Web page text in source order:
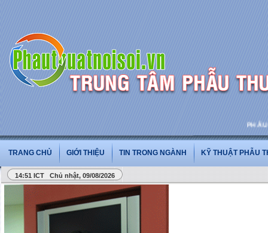
PHẪU
TRANG CHỦ GIỚI THIỆU TIN TRONG NGÀNH KỸ THUẬT PHẪU
14:51 ICT Chủ nhật, 09/08/2026